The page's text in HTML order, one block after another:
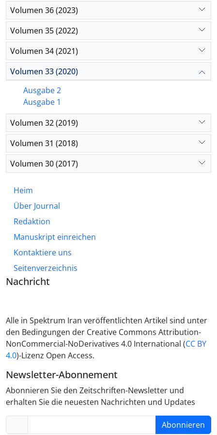
Volumen 36 (2023)
Volumen 35 (2022)
Volumen 34 (2021)
Volumen 33 (2020)
Ausgabe 2
Ausgabe 1
Volumen 32 (2019)
Volumen 31 (2018)
Volumen 30 (2017)
Heim
Über Journal
Redaktion
Manuskript einreichen
Kontaktiere uns
Seitenverzeichnis
Nachricht
Alle in Spektrum Iran veröffentlichten Artikel sind unter
den Bedingungen der Creative Commons Attribution-
NonCommercial-NoDerivatives 4.0 International (CC BY
4.0)-Lizenz Open Access.
Newsletter-Abonnement
Abonnieren Sie den Zeitschriften-Newsletter und
erhalten Sie die neuesten Nachrichten und Updates
Abonnieren